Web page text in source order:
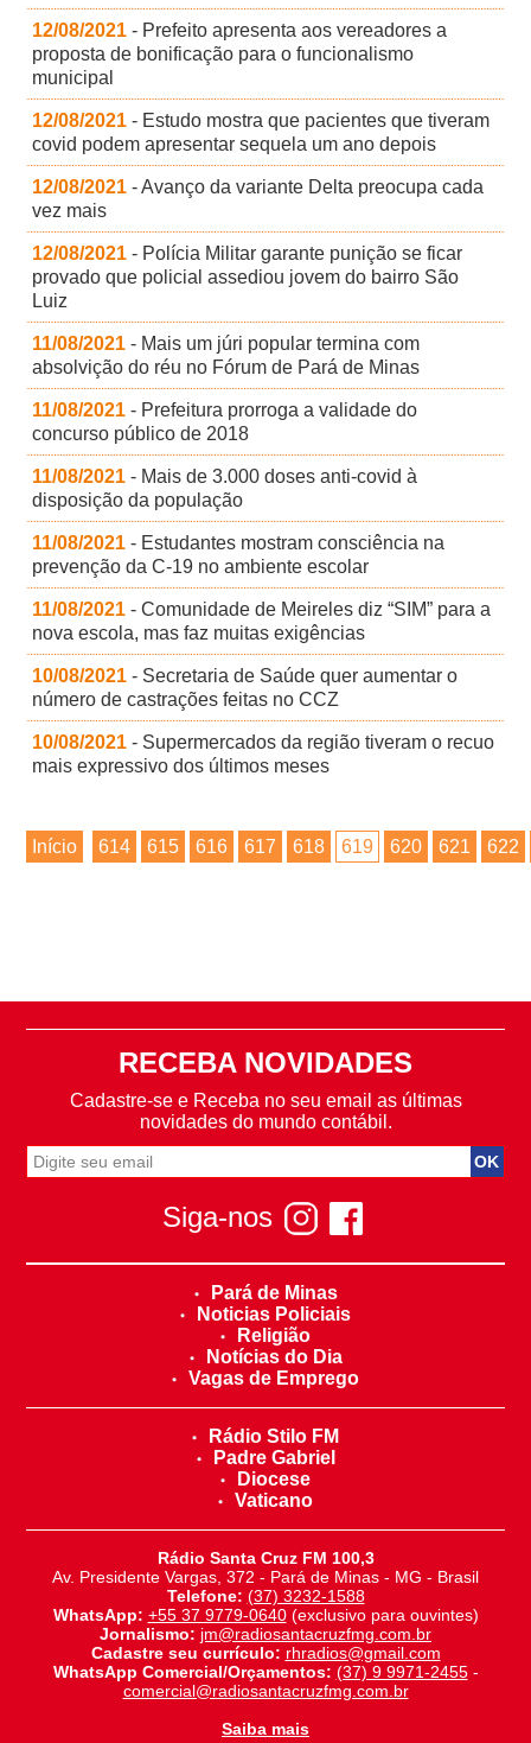
12/08/2021 - Prefeito apresenta aos vereadores a
proposta de bonificação para o funcionalismo
municipal
12/08/2021 - Estudo mostra que pacientes que tiveram
covid podem apresentar sequela um ano depois
12/08/2021 - Avanço da variante Delta preocupa cada
vez mais
12/08/2021 - Polícia Militar garante punição se ficar
provado que policial assediou jovem do bairro São
Luiz
11/08/2021 - Mais um júri popular termina com
absolvição do réu no Fórum de Pará de Minas
11/08/2021 - Prefeitura prorroga a validade do
concurso público de 2018
11/08/2021 - Mais de 3.000 doses anti-covid à
disposição da população
11/08/2021 - Estudantes mostram consciência na
prevenção da C-19 no ambiente escolar
11/08/2021 - Comunidade de Meireles diz “SIM” para a
nova escola, mas faz muitas exigências
10/08/2021 - Secretaria de Saúde quer aumentar o
número de castrações feitas no CCZ
10/08/2021 - Supermercados da região tiveram o recuo
mais expressivo dos últimos meses
Início 614 615 616 617 618 619 620 621 622
RECEBA NOVIDADES
Cadastre-se e Receba no seu email as últimas
novidades do mundo contábil.
Siga-nos
Pará de Minas
Noticias Policiais
Religião
Notícias do Dia
Vagas de Emprego
Rádio Stilo FM
Padre Gabriel
Diocese
Vaticano
Rádio Santa Cruz FM 100,3
Av. Presidente Vargas, 372 - Pará de Minas - MG - Brasil
Telefone: (37) 3232-1588
WhatsApp: +55 37 9779-0640(exclusivo para ouvintes)
Jornalismo: jm@radiosantacruzfmg.com.br
Cadastre seu currículo: rhradios@gmail.com
WhatsApp Comercial/Orçamentos: (37) 9 9971-2455-
comercial@radiosantacruzfmg.com.br
Saiba mais